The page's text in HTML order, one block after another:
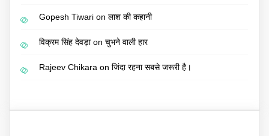
Gopesh Tiwari on लाश की कहानी
विक्रम सिंह देवड़ाon चुभने वाली हार
Rajeev Chikara on जिंदा रहना सबसे जरूरी है।